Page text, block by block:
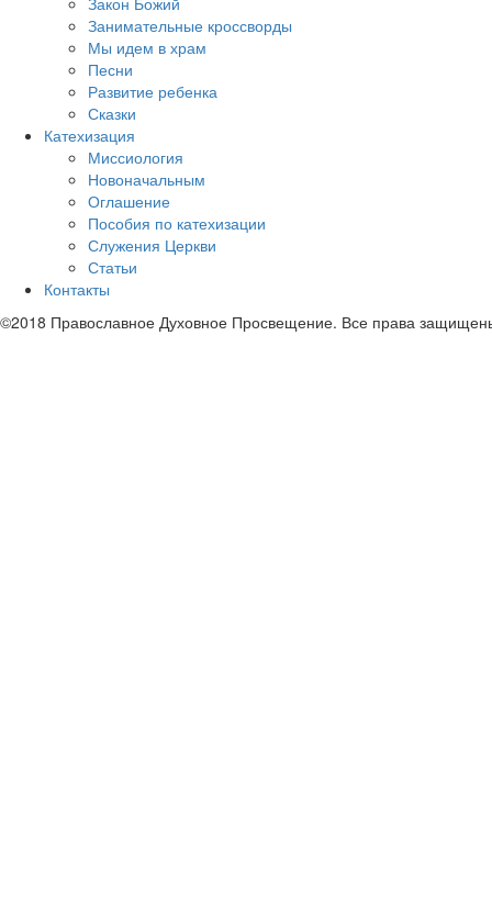
Занимательные кроссворды
Мы идем в храм
Песни
Развитие ребенка
Сказки
Катехизация
Миссиология
Новоначальным
Оглашение
Пособия по катехизации
Служения Церкви
Статьи
Контакты
©2018 Православное Духовное Просвещение. Все права